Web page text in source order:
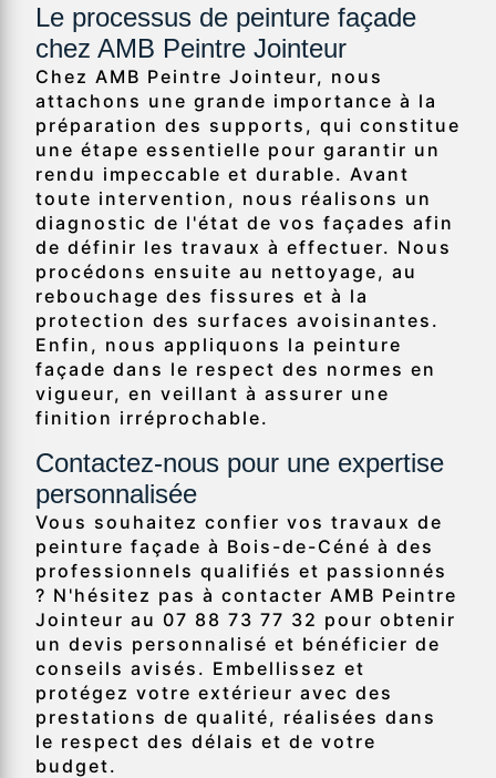
Le processus de peinture façade
chez AMB Peintre Jointeur
Chez AMB Peintre Jointeur, nous
attachons une grande importance à la
préparation des supports, qui constitue
une étape essentielle pour garantir un
rendu impeccable et durable. Avant
toute intervention, nous réalisons un
diagnostic de l'état de vos façades afin
de définir les travaux à effectuer. Nous
procédons ensuite au nettoyage, au
rebouchage des fissures et à la
protection des surfaces avoisinantes.
Enfin, nous appliquons la peinture
façade dans le respect des normes en
vigueur, en veillant à assurer une
finition irréprochable.
Contactez-nous pour une expertise
personnalisée
Vous souhaitez confier vos travaux de
peinture façade à Bois-de-Céné à des
professionnels qualifiés et passionnés
? N'hésitez pas à contacter AMB Peintre
Jointeur au 07 88 73 77 32 pour obtenir
un devis personnalisé et bénéficier de
conseils avisés. Embellissez et
protégez votre extérieur avec des
prestations de qualité, réalisées dans
le respect des délais et de votre
budget.